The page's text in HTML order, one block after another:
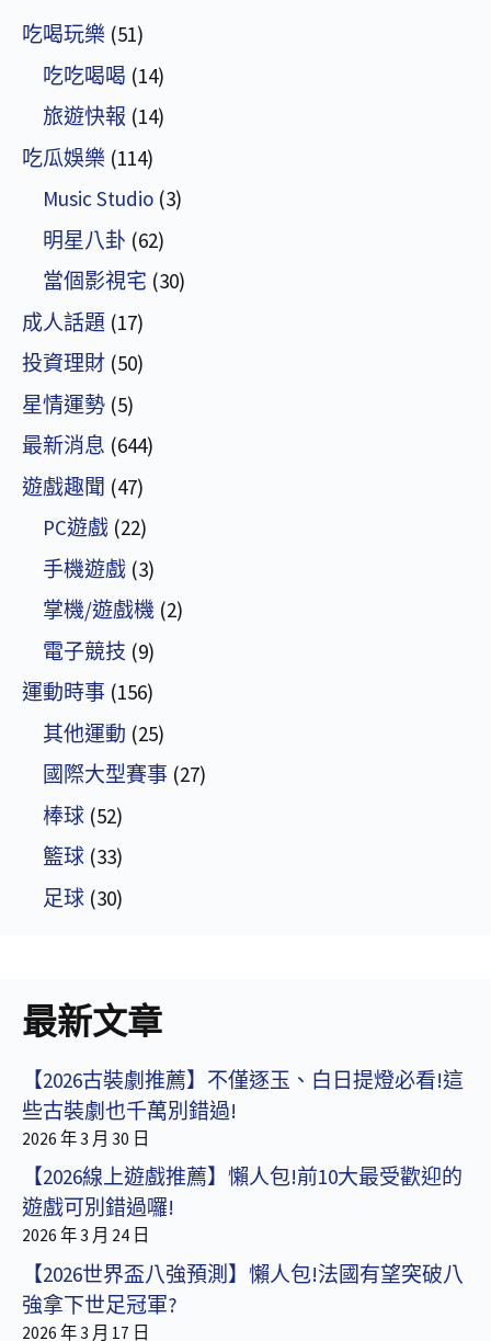
吃喝玩樂 (51)
吃吃喝喝 (14)
旅遊快報 (14)
吃瓜娛樂 (114)
Music Studio (3)
明星八卦 (62)
當個影視宅 (30)
成人話題 (17)
投資理財 (50)
星情運勢 (5)
最新消息 (644)
遊戲趣聞 (47)
PC遊戲 (22)
手機遊戲 (3)
掌機/遊戲機 (2)
電子競技 (9)
運動時事 (156)
其他運動 (25)
國際大型賽事 (27)
棒球 (52)
籃球 (33)
足球 (30)
最新文章
【2026古裝劇推薦】不僅逐玉、白日提燈必看!這
些古裝劇也千萬別錯過!
2026 年 3 月 30 日
【2026線上遊戲推薦】懶人包!前10大最受歡迎的
遊戲可別錯過囉!
2026 年 3 月 24 日
【2026世界盃八強預測】懶人包!法國有望突破八
強拿下世足冠軍?
2026 年 3 月 17 日